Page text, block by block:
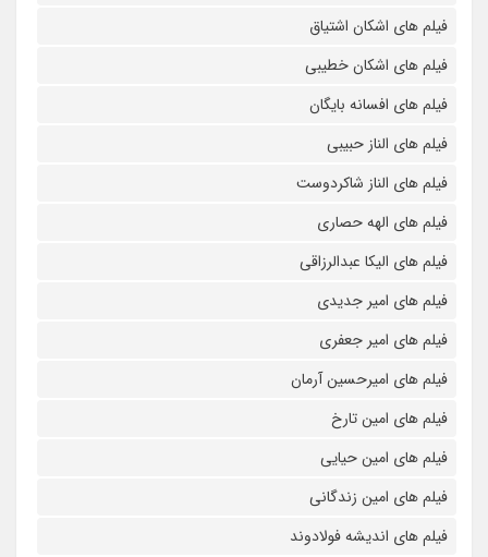
فیلم های اشکان اشتیاق
فیلم های اشکان خطیبی
فیلم های افسانه بایگان
فیلم های الناز حبیبی
فیلم های الناز شاکردوست
فیلم های الهه حصاری
فیلم های الیکا عبدالرزاقی
فیلم های امیر جدیدی
فیلم های امیر جعفری
فیلم های امیرحسین آرمان
فیلم های امین تارخ
فیلم های امین حیایی
فیلم های امین زندگانی
فیلم های اندیشه فولادوند